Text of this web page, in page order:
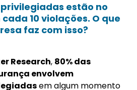
estão no
10 violações. O que
faz com isso?
Research, 80% das
envolvem
em algum momento